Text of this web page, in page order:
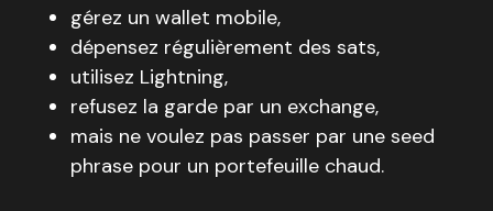
gérez un wallet mobile,
dépensez régulièrement des sats,
utilisez Lightning,
refusez la garde par un exchange,
mais ne voulez pas passer par une seed
phrase pour un portefeuille chaud.